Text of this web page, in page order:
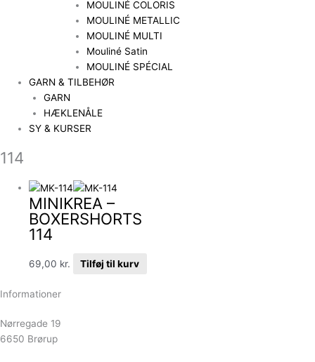
MOULINÉ COLORIS
MOULINÉ METALLIC
MOULINÉ MULTI
Mouliné Satin
MOULINÉ SPÉCIAL
GARN & TILBEHØR
GARN
HÆKLENÅLE
SY & KURSER
114
MINIKREA –
BOXERSHORTS
114
69,00 kr. Tilføj til kurv
Informationer
Nørregade 19
6650 Brørup